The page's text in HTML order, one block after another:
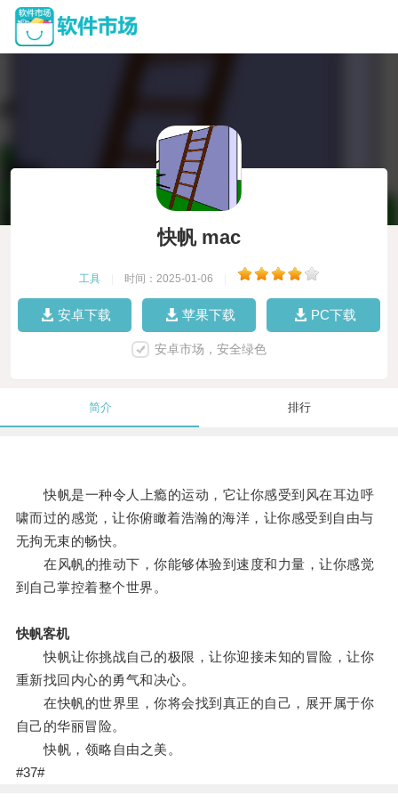
快帆 mac
工具 时间：2025-01-06
安卓下载 苹果下载 PC下载
安卓市场，安全绿色
简介 排行
快帆是一种令人上瘾的运动，它让你感受到风在耳边呼
啸而过的感觉，让你俯瞰着浩瀚的海洋，让你感受到自由与
无拘无束的畅快。
在风帆的推动下，你能够体验到速度和力量，让你感觉
到自己掌控着整个世界。
快帆客机
快帆让你挑战自己的极限，让你迎接未知的冒险，让你
重新找回内心的勇气和决心。
在快帆的世界里，你将会找到真正的自己，展开属于你
自己的华丽冒险。
快帆，领略自由之美。
#37#